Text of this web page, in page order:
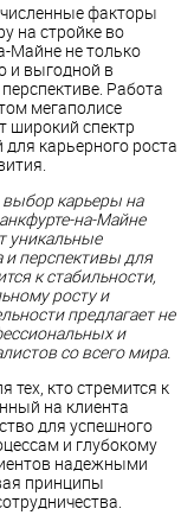
факторы
на стройке во
Майне не только
и выгодной в
Работа
мегаполисе
широкий спектр
карьерного роста
карьеры на
на-Майне
уникальные
перспективы для
к стабильности,
росту и
предлагает не
и
со всего мира.
тех, кто стремится к
на клиента
для успешного
и глубокому
надежными
принципы